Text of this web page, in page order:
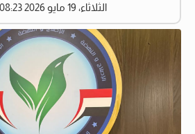
الثلاثاء، 19 مايو 2026 08:23 مساءً